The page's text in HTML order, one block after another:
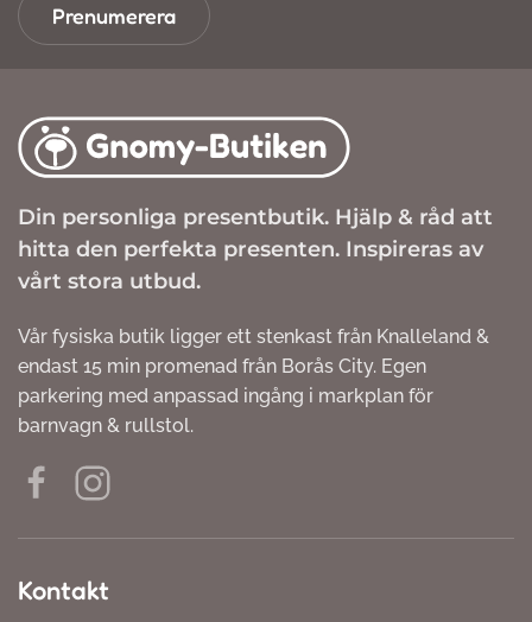
Prenumerera
Din personliga presentbutik. Hjälp & råd att
hitta den perfekta presenten. Inspireras av
vårt stora utbud.
Vår fysiska butik ligger ett stenkast från Knalleland &
endast 15 min promenad från Borås City. Egen
parkering med anpassad ingång i markplan för
barnvagn & rullstol.
Kontakt